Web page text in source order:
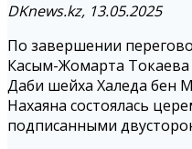
DKnews.kz, 13.05.2025
По завершении
Касым-Жомарта Токаева
Даби шейха Халеда бен
Нахаяна состоялась
подписанными